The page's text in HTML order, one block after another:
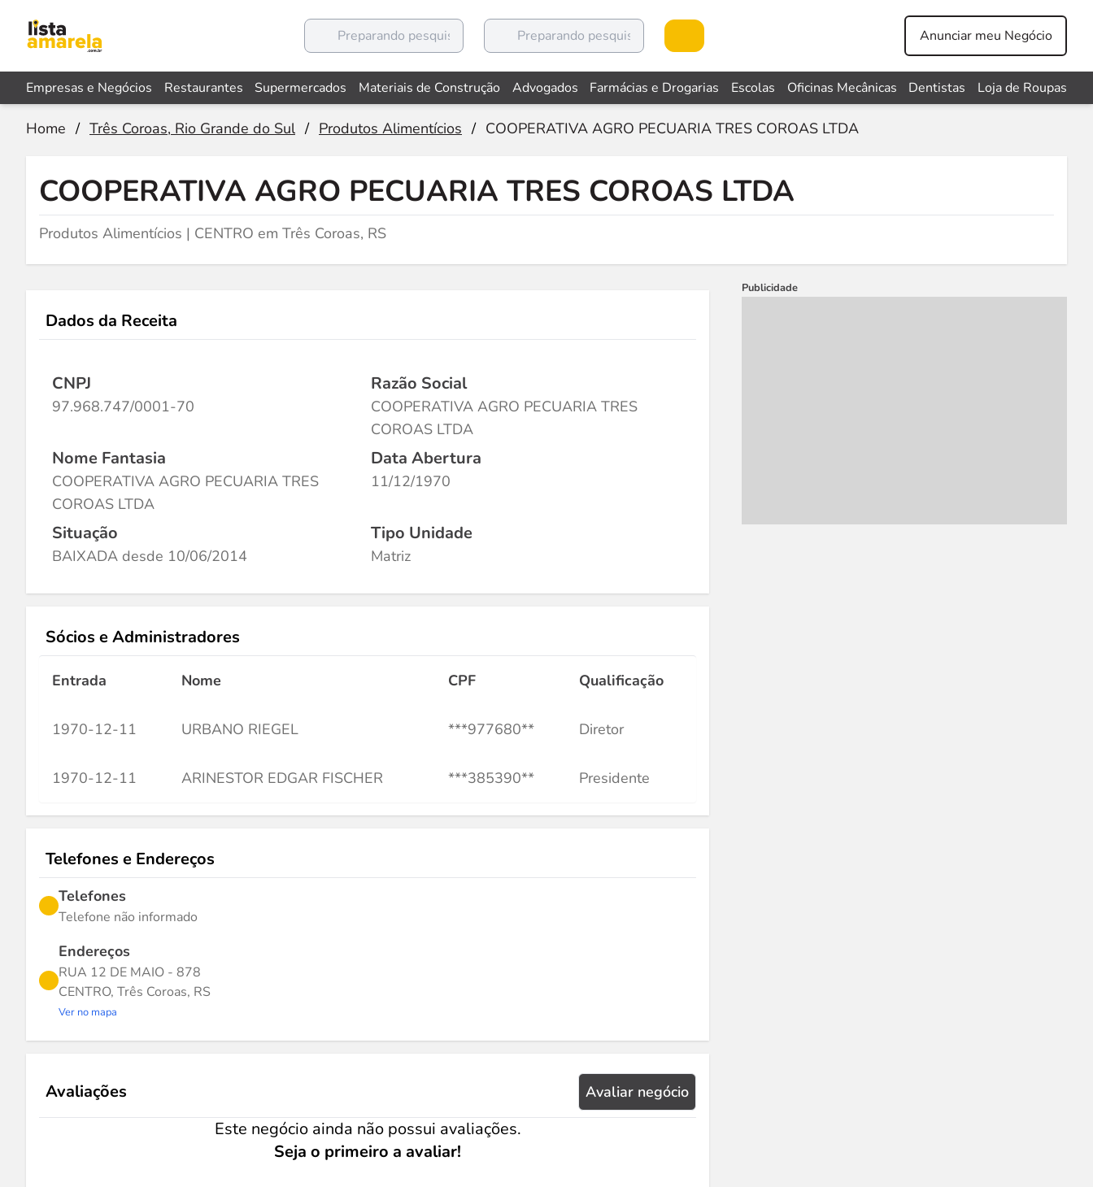
Anunciar meu Negócio
Empresas e Negócios Restaurantes Supermercados Materiais de Construção Advogados Farmácias e Drogarias Escolas Oficinas Mecânicas Dentistas Loja de Roupas
Home / Três Coroas, Rio Grande do Sul / Produtos Alimentícios / COOPERATIVA AGRO PECUARIA TRES COROAS LTDA
COOPERATIVA AGRO PECUARIA TRES COROAS LTDA
Produtos Alimentícios | CENTRO em Três Coroas, RS
Dados da Receita
CNPJ
97.968.747/0001-70
Razão Social
COOPERATIVA AGRO PECUARIA TRES
COROAS LTDA
Nome Fantasia
COOPERATIVA AGRO PECUARIA TRES
COROAS LTDA
Data Abertura
11/12/1970
Situação
BAIXADA desde 10/06/2014
Tipo Unidade
Matriz
Sócios e Administradores
Entrada Nome CPF Qualificação
1970-12-11 URBANO RIEGEL ***977680** Diretor
1970-12-11 ARINESTOR EDGAR FISCHER ***385390** Presidente
Telefones e Endereços
Telefones
Telefone não informado
Endereços
RUA 12 DE MAIO - 878
CENTRO, Três Coroas, RS
Ver no mapa
Avaliações Avaliar negócio
Este negócio ainda não possui avaliações.
Seja o primeiro a avaliar!
Publicidade